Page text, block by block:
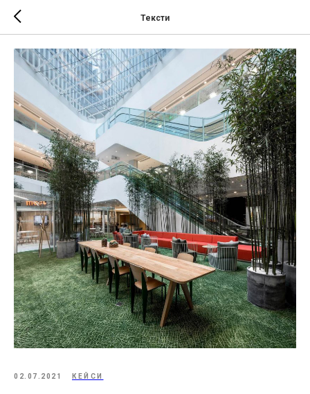
Тексти
02.07.2021 КЕЙСИ